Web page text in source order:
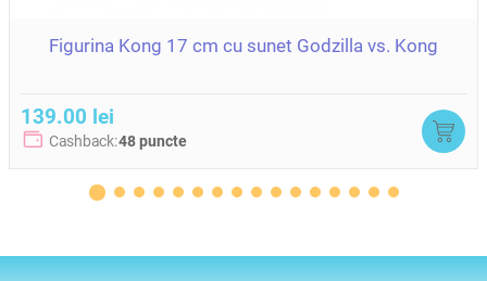
Atentionari:
Nu este potrivit pentru copii sub 36 luni. Contine piese mici,
Figurina Kong 17 cm cu sunet Godzilla vs. Kong
139.00 lei
Cashback:48 puncte